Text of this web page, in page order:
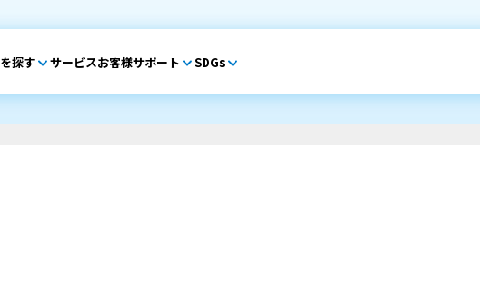
探す サービスお客様サポート SDGs